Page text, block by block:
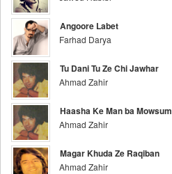
Angoore Labet
Farhad Darya
Tu Dani Tu Ze Chi Jawhar
Ahmad Zahir
Haasha Ke Man ba Mowsum
Ahmad Zahir
Magar Khuda Ze Raqiban
Ahmad Zahir